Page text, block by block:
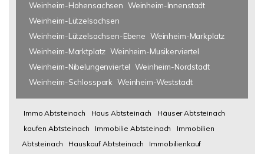
Weinheim-Hohensachsen Weinheim-Innenstadt
Weinheim-Lützelsachsen
Weinheim-Lützelsachsen-Ebene Weinheim-Markplatz
Weinheim-Marktplatz Weinheim-Musikerviertel
Weinheim-Nibelungenviertel Weinheim-Nordstadt
Weinheim-Schlosspark Weinheim-Weststadt
Immo Abtsteinach Haus Abtsteinach
Häuser Abtsteinach
kaufen Abtsteinach
Immobilie Abtsteinach
Immobilien
Abtsteinach
Hauskauf Abtsteinach
Immobilienkauf